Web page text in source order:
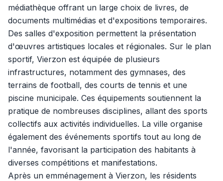
médiathèque offrant un large choix de livres, de
documents multimédias et d'expositions temporaires.
Des salles d'exposition permettent la présentation
d'œuvres artistiques locales et régionales. Sur le plan
sportif, Vierzon est équipée de plusieurs
infrastructures, notamment des gymnases, des
terrains de football, des courts de tennis et une
piscine municipale. Ces équipements soutiennent la
pratique de nombreuses disciplines, allant des sports
collectifs aux activités individuelles. La ville organise
également des événements sportifs tout au long de
l'année, favorisant la participation des habitants à
diverses compétitions et manifestations.
Après un emménagement à Vierzon, les résidents